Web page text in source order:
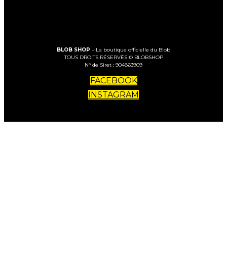
BLOB SHOP – La boutique officielle du Blob
TOUS DROITS RÉSERVÉS © BLOBSHOP
N° de Siret : 904863909
FACEBOOK
INSTAGRAM